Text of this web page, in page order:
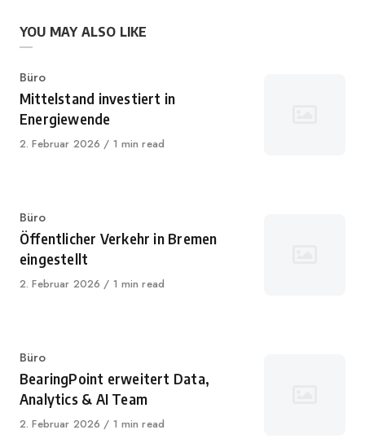
YOU MAY ALSO LIKE
Category
Büro
Mittelstand investiert in
Energiewende
Published
2. Februar 2026 1 min read
Category
Büro
Öffentlicher Verkehr in Bremen
eingestellt
Published
2. Februar 2026 1 min read
Category
Büro
BearingPoint erweitert Data,
Analytics & AI Team
Published
2. Februar 2026 1 min read